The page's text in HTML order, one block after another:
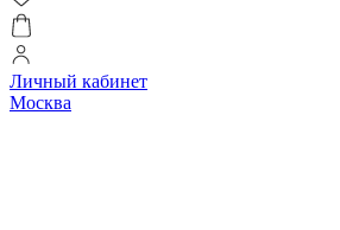
Личный кабинет
Москва